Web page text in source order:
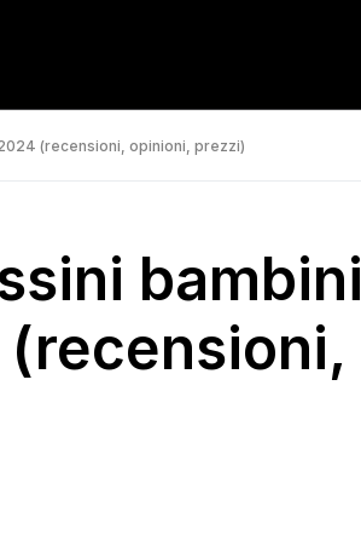
(recensioni, opinioni, prezzi)
bambini